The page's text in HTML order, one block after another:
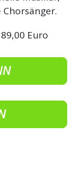
Euro